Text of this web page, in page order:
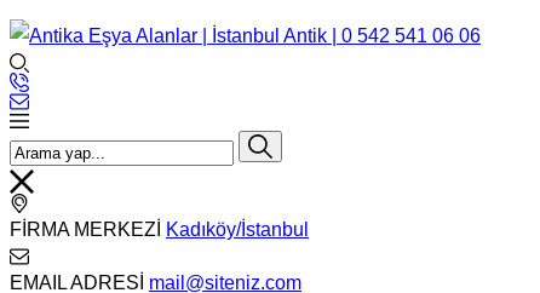
FİRMA MERKEZİ Kadıköy/İstanbul
EMAIL ADRESİ mail@siteniz.com